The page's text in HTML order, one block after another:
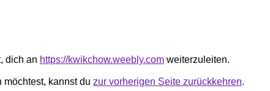
dich an https://kwikchow.weebly.com weiterzuleiten.
kannst du zur vorherigen Seite zurückkehren.